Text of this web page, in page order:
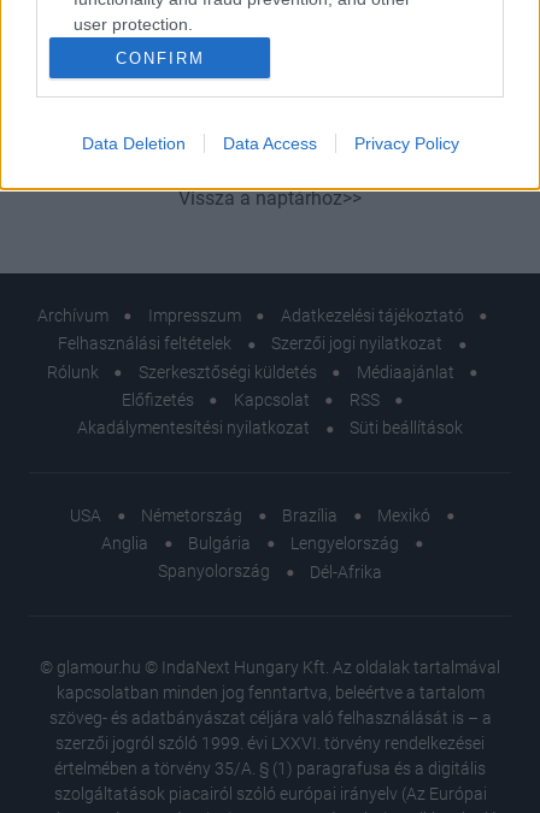
user protection.
CONFIRM
Data Deletion Data Access Privacy Policy
Vissza a naptárhoz>>
Archívum Impresszum
Adatkezelési tájékoztató
Felhasználási feltételek
Szerzői jogi nyilatkozat
Rólunk
Szerkesztőségi küldetés
Médiaajánlat
Előfizetés
Kapcsolat
RSS
Akadálymentesítési nyilatkozat
Süti beállítások
USA Németország Brazília
Mexikó
Anglia
Bulgária
Lengyelország
Spanyolország
Dél-Afrika
© glamour.hu © IndaNext Hungary Kft. Az oldalak tartalmával
kapcsolatban minden jog fenntartva, beleértve a tartalom
szöveg- és adatbányászat céljára való felhasználását is – a
szerzői jogról szóló 1999. évi LXXVI. törvény rendelkezései
értelmében a törvény 35/A. § (1) paragrafusa és a digitális
szolgáltatások piacairól szóló európai irányelv (Az Európai